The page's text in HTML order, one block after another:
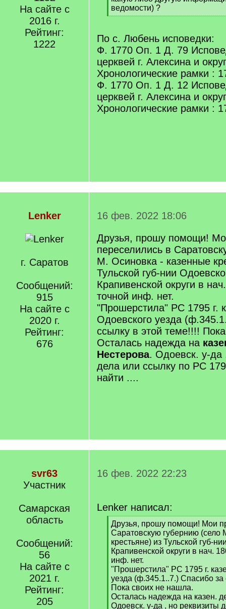
На сайте с
2016 г.
Рейтинг:
1222
]ведомости) ?
[
q
По с. Любень исповедки:
Ф. 1770 Оп. 1 Д. 79
церквей г. Алексина и
Хронологические рамки :
Ф. 1770 Оп. 1 Д. 12
церквей г. Алексина и
Хронологические рамки :
Lenker
г. Саратов
Сообщений:
915
На сайте с
2020 г.
Рейтинг:
676
16 фев. 2022 18:06
Друзья, прошу помощи!
переселились в
М. Осиновка - казенные
Тульской губ-нии
Крапивенской округи в
точной инф. нет.
"Прошерстила" РС 1795 г.
Одоевского уезда
ссылку в этой теме!!!!
Осталась надежда на
Нестерова. Одоевск. у-да
дела или ссылку по РС
найти ....
svr63
Участник
Самарская
область
Сообщений:
56
На сайте с
2021 г.
Рейтинг:
205
16 фев. 2022 22:23
Lenker написал:
[
q
]
Друзья, прошу помощи! Мои
Саратовскую губернию (село
крестьяне) из Тульской губ-
Крапивенской округи в нач.
инф. нет.
"Прошерстила" РС 1795 г.
уезда (ф.345.1..7.) Спасибо за
Пока своих не нашла.
Осталась надежда на казен.
Одоевск. у-да , но реквизиты